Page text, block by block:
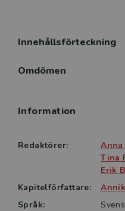
som krävs för att
Boken riktar sig till alla
värld. Särskilt riktar den
organisation och
samt till dem som
administration i
Innehållsförteckning
Omdömen
Information
Redaktörer:
Tina
Erik
Kapitelförfattare:
Språk: